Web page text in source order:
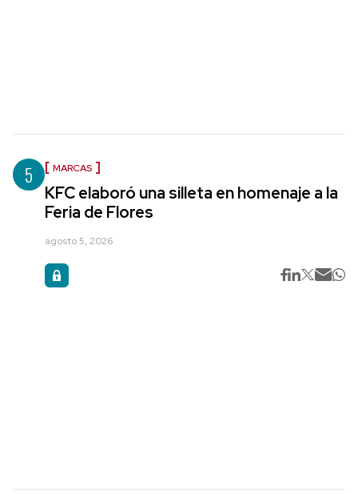
5 MARCAS
KFC elaboró una silleta en homenaje a la
Feria de Flores
agosto 5, 2026